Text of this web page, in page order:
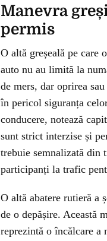
Manevra
permis
O altă greșeală pe care
auto nu au limită la
de mers, dar oprirea
în pericol siguranța
conducere, notează
sunt strict interzise și
trebuie semnalizată din
participanți la trafic
O altă abatere rutieră a
de o depășire. Această
reprezintă o încălcare a